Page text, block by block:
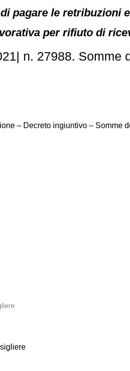
pagare le retribuzioni
per rifiuto di
n. 27988.
– Decreto ingiuntivo – Somme